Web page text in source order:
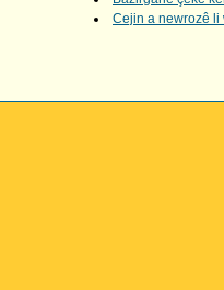
Cejin a newrozê